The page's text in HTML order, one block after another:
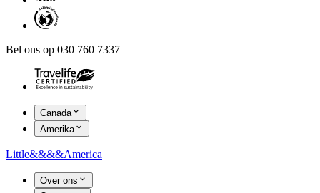
Bel ons op 030 760 7337
Canada
Amerika
Little&&&&America
Over ons